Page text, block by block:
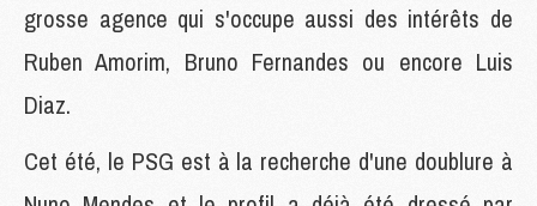
grosse agence qui s'occupe aussi des intérêts de
Ruben Amorim, Bruno Fernandes ou encore Luis
Diaz.
Cet été, le PSG est à la recherche d'une doublure à